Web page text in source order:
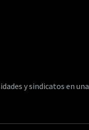
y sindicatos en una